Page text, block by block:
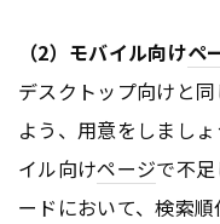
（2）モバイル向けペ
デスクトップ向けと
よう、用意をしまし
イル向けページで不
ードにおいて、検索順